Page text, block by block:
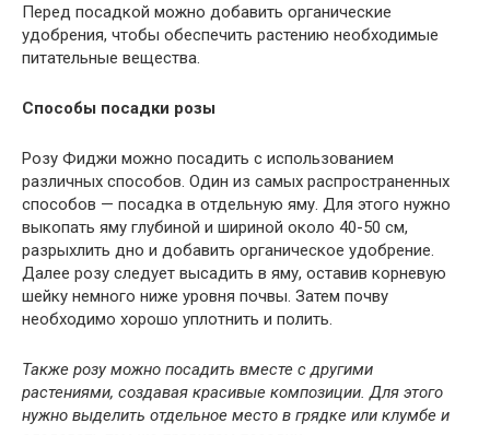
Перед посадкой можно добавить органические
удобрения, чтобы обеспечить растению необходимые
питательные вещества.
Способы посадки розы
Розу Фиджи можно посадить с использованием
различных способов. Один из самых распространенных
способов — посадка в отдельную яму. Для этого нужно
выкопать яму глубиной и шириной около 40-50 см,
разрыхлить дно и добавить органическое удобрение.
Далее розу следует высадить в яму, оставив корневую
шейку немного ниже уровня почвы. Затем почву
необходимо хорошо уплотнить и полить.
Также розу можно посадить вместе с другими
растениями, создавая красивые композиции. Для этого
нужно выделить отдельное место в грядке или клумбе и